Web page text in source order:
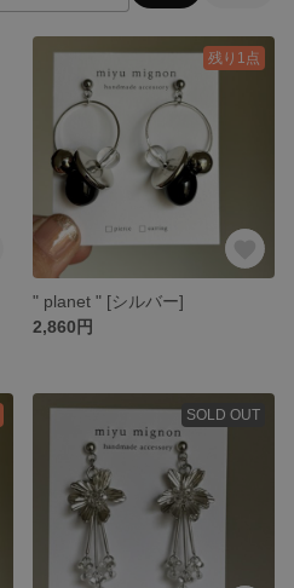
残り1点
" planet " [シルバー]
2,860円
SOLD OUT